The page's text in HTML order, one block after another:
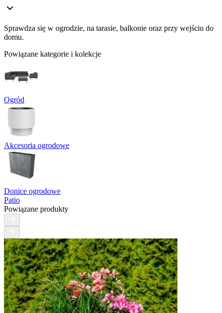
Sprawdza się w ogrodzie, na tarasie, balkonie oraz przy wejściu do
domu.
Powiązane kategorie i kolekcje
Ogród
Akcesoria ogrodowe
Donice ogrodowe
Patio
Powiązane produkty